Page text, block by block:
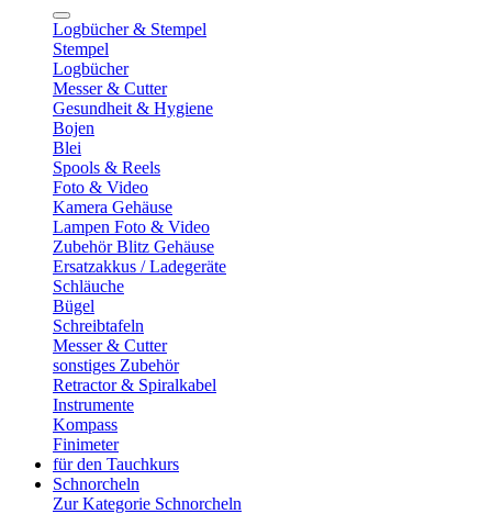
Logbücher & Stempel
Stempel
Logbücher
Messer & Cutter
Gesundheit & Hygiene
Bojen
Blei
Spools & Reels
Foto & Video
Kamera Gehäuse
Lampen Foto & Video
Zubehör Blitz Gehäuse
Ersatzakkus / Ladegeräte
Schläuche
Bügel
Schreibtafeln
Messer & Cutter
sonstiges Zubehör
Retractor & Spiralkabel
Instrumente
Kompass
Finimeter
für den Tauchkurs
Schnorcheln
Zur Kategorie Schnorcheln